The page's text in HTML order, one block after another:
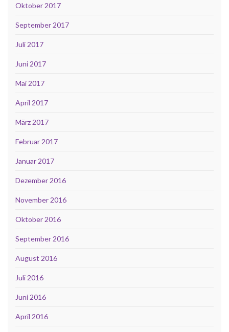
Oktober 2017
September 2017
Juli 2017
Juni 2017
Mai 2017
April 2017
März 2017
Februar 2017
Januar 2017
Dezember 2016
November 2016
Oktober 2016
September 2016
August 2016
Juli 2016
Juni 2016
April 2016